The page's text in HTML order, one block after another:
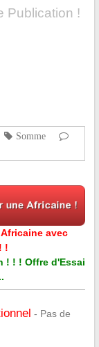
Publication !
Somme
avec
!
! ! ! Offre d'Essai
- Pas de